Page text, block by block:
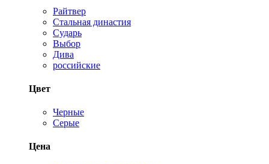
Райтвер
Стальная династия
Сударь
Выбор
Дива
российские
Цвет
Черные
Серые
Цена